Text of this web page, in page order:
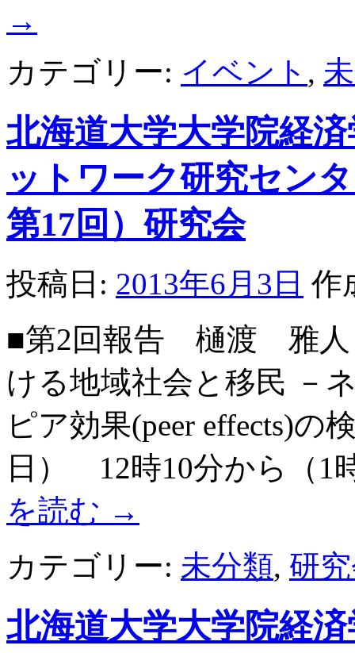
→
カテゴリー: イベント ,
北海道大学大学院経
ットワーク研究セン
第17回）研究会
投稿日: 2013年6月3日 作
■第2回報告 樋渡 雅人
ける地域社会と移民 －
ピア効果(peer effects)の
日） 12時10分から（1
を読む →
カテゴリー: 未分類, 研
北海道大学大学院経